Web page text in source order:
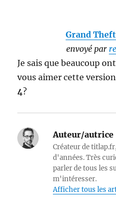
Grand
envoyé par
Je sais que beaucoup
vous aimer cette
4?
Auteur/autrice
Créateur de
d'années. Très
parler de tous les
m'intéresser.
Afficher tous les